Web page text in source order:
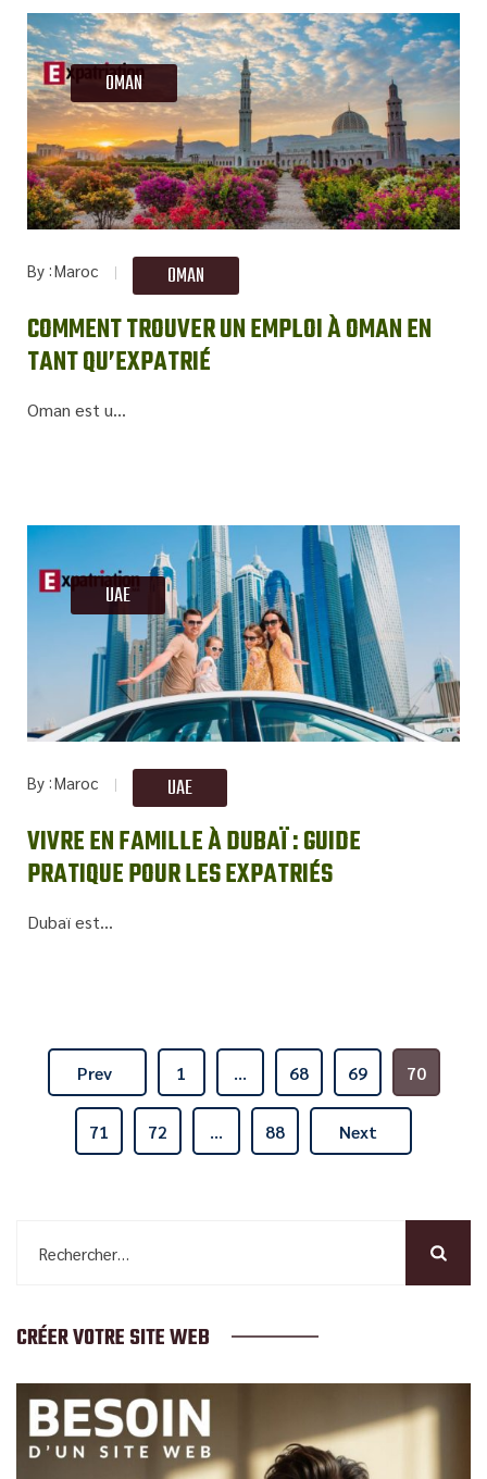
OMAN
By Maroc OMAN
COMMENT TROUVER UN EMPLOI À OMAN EN
TANT QU’EXPATRIÉ
Oman est u...
UAE
By Maroc UAE
VIVRE EN FAMILLE À DUBAÏ : GUIDE
PRATIQUE POUR LES EXPATRIÉS
Dubaï est...
Prev 1 … 68 69 70
71 72 … 88 Next
CRÉER VOTRE SITE WEB